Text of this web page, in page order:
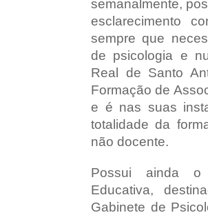
semanalmente,
esclarecimento
sempre que
de psicologia e
Real de Santo
Formação de
e é nas suas
totalidade da
não docente.
Possui ainda o
Educativa,
Gabinete de